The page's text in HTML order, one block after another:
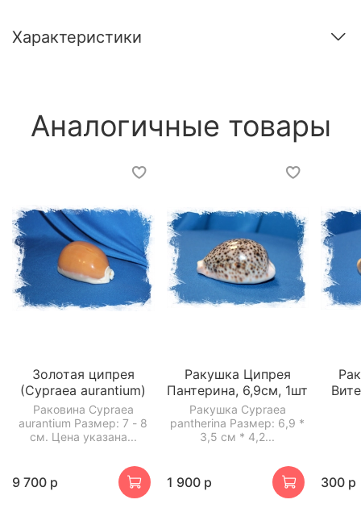
Характеристики
Аналогичные товары
Золотая ципрея
(Cypraea aurantium)
Раковина Cypraea
aurantium Размер: 7 - 8
см. Цена указана...
9 700 р
Ракушка Ципрея
Пантерина, 6,9см, 1шт
Ракушка Cypraea
pantherina Размер: 6,9 *
3,5 см * 4,2...
1 900 р 300 р